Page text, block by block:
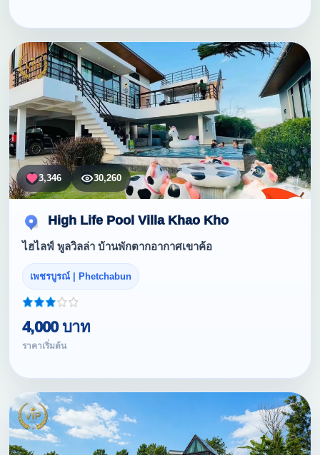
3,346 30,260
High Life Pool Villa Khao Kho
ไฮไลฟ์ พูลวิลล่า บ้านพักตากอากาศเขาค้อ
เพชรบูรณ์ | Phetchabun
4,000 บาท
ราคาเริ่มต้น